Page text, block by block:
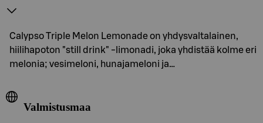
Calypso Triple Melon Lemonade on yhdysvaltalainen,
hiilihapoton "still drink" -limonadi, joka yhdistää kolme eri
melonia; vesimeloni, hunajameloni ja…
Valmistusmaa